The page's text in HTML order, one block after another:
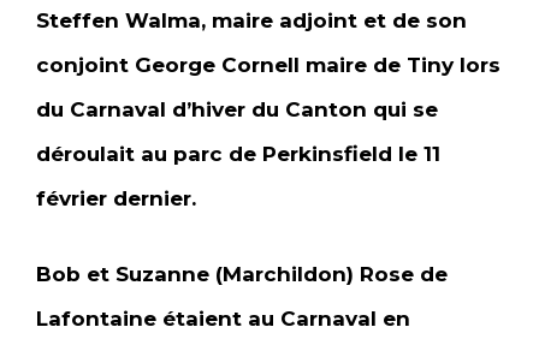
Steffen Walma, maire adjoint et de son
conjoint George Cornell maire de Tiny lors
du Carnaval d’hiver du Canton qui se
déroulait au parc de Perkinsfield le 11
février dernier.
Bob et Suzanne (Marchildon) Rose de
Lafontaine étaient au Carnaval en